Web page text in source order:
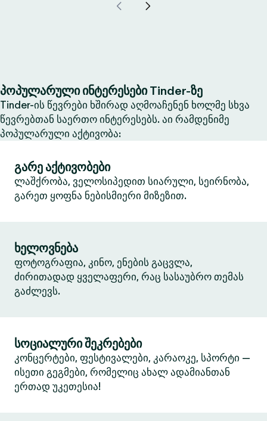
პოპულარული ინტერესები Tinder-ზე
Tinder-ის წევრები ხშირად აღმოაჩენენ ხოლმე სხვა
წევრებთან საერთო ინტერესებს. აი რამდენიმე
პოპულარული აქტივობა:
გარე აქტივობები
ლაშქრობა, ველოსიპედით სიარული, სეირნობა,
გარეთ ყოფნა ნებისმიერი მიზეზით.
ხელოვნება
ფოტოგრაფია, კინო, ენების გაცვლა,
ძირითადად ყველაფერი, რაც სასაუბრო თემას
გაძლევს.
სოციალური შეკრებები
კონცერტები, ფესტივალები, კარაოკე, სპორტი —
ისეთი გეგმები, რომელიც ახალ ადამიანთან
ერთად უკეთესია!